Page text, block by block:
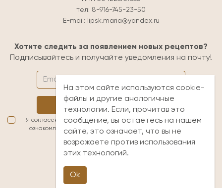
тел: 8-916-745-23-50
E-mail:
lipsk.maria@yandex.ru
Хотите следить за появлением новых рецептов?
Подписывайтесь и получайте уведомления на почту!
Подписаться
Я согласен(а) с условиями обработки персональных данных. Я
ознакомлен(а) спубличной офертой и принимаю её условия
lipsk.maria@yandex.ru
На этом сайте используются cookie-
файлы и другие аналогичные
технологии. Если, прочитав это
сообщение, вы остаетесь на нашем
сайте, это означает, что вы не
возражаете против использования
этих технологий.
Ok